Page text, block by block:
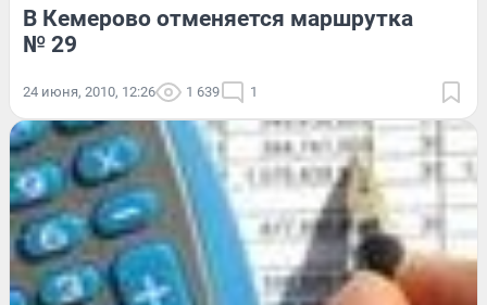
В Кемерово отменяется маршрутка
№ 29
24 июня, 2010, 12:26 1 639 1